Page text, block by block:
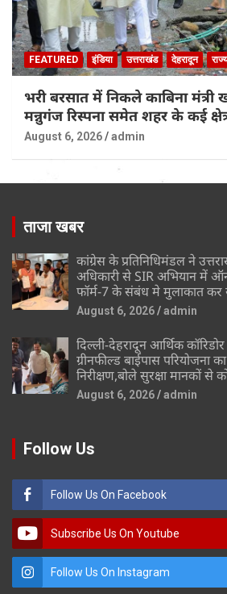
FEATURED इंडिया उत्तराखंड देहरादून
भरी बरसात में निकले काबिना मंत्री
मन्नुगंज रिस्पना समेत शहर के कई
August 6, 2026 admin
ताजा खबर
कांग्रेस के प्रतिनिधिमंडल ने
अधिकारी से SIR अभियान में
फॉर्म-7 के संबंध मे मुलाकात कर
August 6, 2026 admin
दिल्ली-देहरादून आर्थिक
ग्रीनफील्ड बाईपास परियोजना
निरीक्षण,बोले सुरक्षा मानकों से
August 6, 2026 admin
Follow Us
Follow Us On Facebook
Subscribe Us On Youtube
Follow Us On Instagram